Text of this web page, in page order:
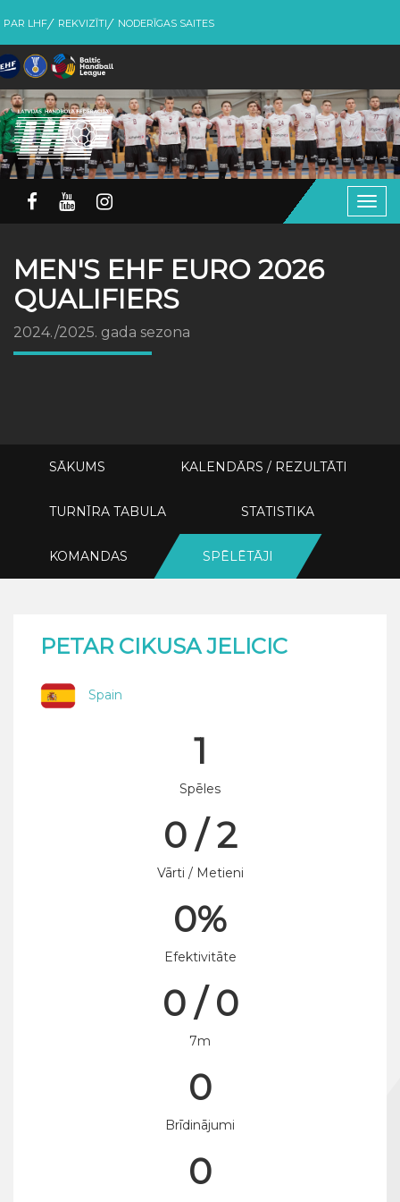
PAR LHF REKVIZĪTI NODERĪGAS SAITES
MEN'S EHF EURO 2026
QUALIFIERS
2024./2025. gada sezona
SĀKUMS KALENDĀRS / REZULTĀTI
TURNĪRA TABULA STATISTIKA
KOMANDAS SPĒLĒTĀJI
PETAR CIKUSA JELICIC
Spain
1
Spēles
0 / 2
Vārti / Metieni
0%
Efektivitāte
0 / 0
7m
0
Brīdinājumi
0